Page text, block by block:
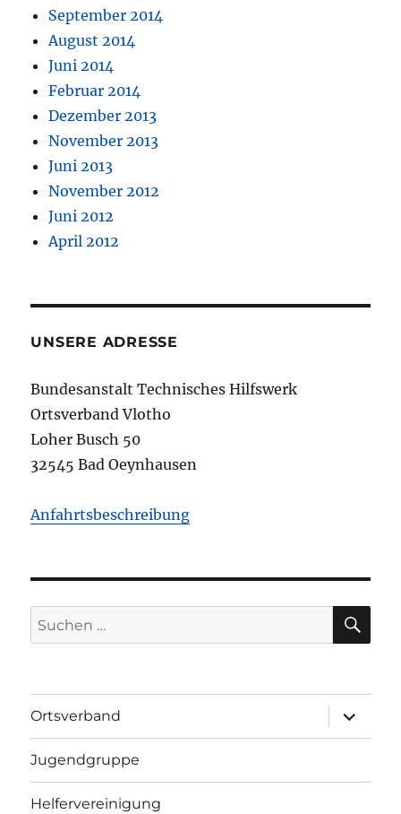
September 2014
August 2014
Juni 2014
Februar 2014
Dezember 2013
November 2013
Juni 2013
November 2012
Juni 2012
April 2012
UNSERE ADRESSE
Bundesanstalt Technisches Hilfswerk
Ortsverband Vlotho
Loher Busch 50
32545 Bad Oeynhausen
Anfahrtsbeschreibung
Suchen
nach:
Ortsverband
öffnen
Jugendgruppe
Helfervereinigung